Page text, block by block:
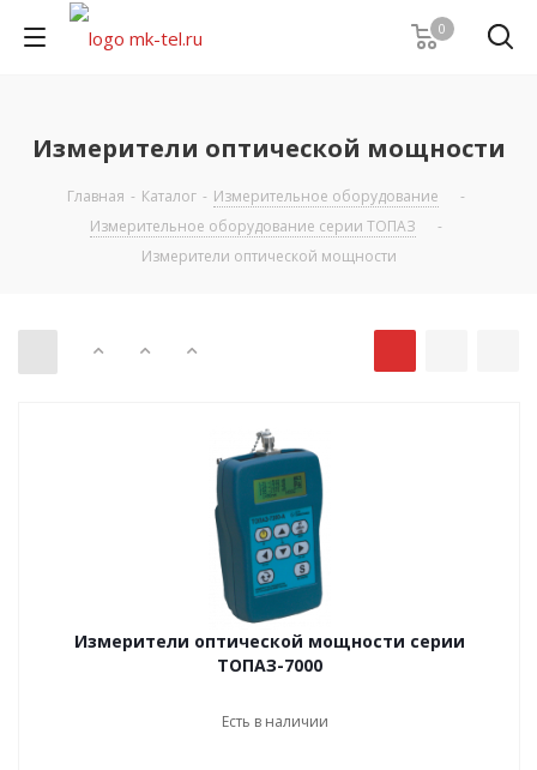
0
Измерители оптической мощности
Главная - Каталог - Измерительное оборудование
-
Измерительное оборудование серии ТОПАЗ
-
Измерители оптической мощности
Измерители оптической мощности серии
ТОПАЗ-7000
Есть в наличии